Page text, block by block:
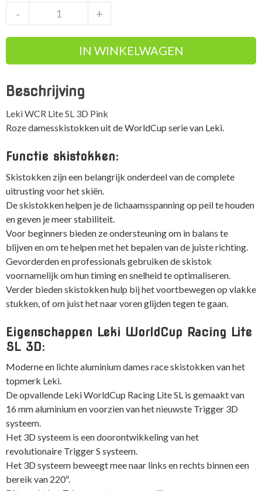
WCR
Lite
3D
skistokken
+
-
IN WINKELWAGEN
Beschrijving
Leki WCR Lite SL 3D Pink
Roze damesskistokken uit de WorldCup serie van Leki.
Functie skistokken:
Skistokken zijn een belangrijk onderdeel van de complete
uitrusting voor het skiën.
De skistokken helpen je de lichaamsspanning op peil te houden
en geven je meer stabiliteit.
Voor beginners bieden ze ondersteuning om in balans te
blijven en om te helpen met het bepalen van de juiste richting.
Gevorderden en professionals gebruiken de skistok
voornamelijk om hun timing en snelheid te optimaliseren.
Verder bieden skistokken hulp bij het voortbewegen op vlakke
stukken, of om juist het naar voren glijden tegen te gaan.
Eigenschappen Leki WorldCup Racing Lite
SL 3D:
Moderne en lichte aluminium dames race skistokken van het
topmerk Leki.
De opvallende Leki WorldCup Racing Lite SL is gemaakt van
16 mm aluminium en voorzien van het nieuwste Trigger 3D
systeem.
Het 3D systeem is een doorontwikkeling van het
revolutionaire Trigger S systeem.
Het 3D systeem beweegt mee naar links en rechts binnen een
bereik van 220º.